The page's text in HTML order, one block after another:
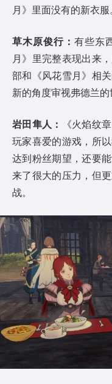
月》里面没有的新衣服。
草木原俊行：有些东
月》里完整表现出来
部和《风花雪月》相
新的角度审视弗德兰的
岩田隼人：
《火焰纹
玩家喜爱的游戏，所
达到粉丝期望，还要
来了很大的压力，但
战。